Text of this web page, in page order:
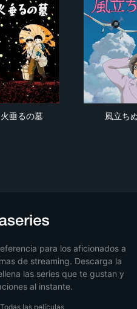
火垂るの墓 風立ち
para los aficionados a
de streaming. Descarga la
las series que te gustan y
al instante.
Todas las películas